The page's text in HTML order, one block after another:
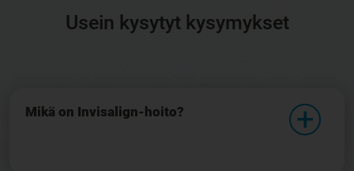
Usein kysytyt kysymykset
Mikä on Invisalign-hoito?